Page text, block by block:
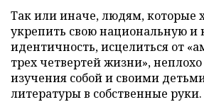
Так или иначе, людям, которые
укрепить свою национальную и
идентичность, исцелиться от
трех четвертей жизни»,
изучения собой и своими
литературы в собственные руки.